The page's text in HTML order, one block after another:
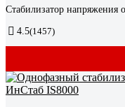
Стабилизатор
4.5(1457)